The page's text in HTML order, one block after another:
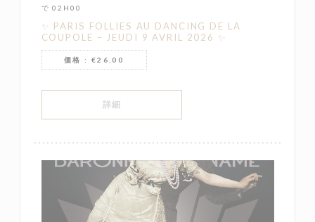
で 02H00
✨ PARIS FOLLIES AU DANCING DE LA
COUPOLE – JEUDI 9 AVRIL 2026 ✨
価格 : €26.00
詳細